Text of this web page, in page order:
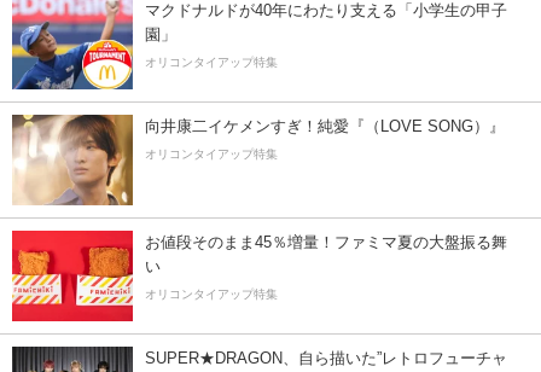
マクドナルドが40年にわたり支える「小学生の甲子
園」
オリコンタイアップ特集
向井康二イケメンすぎ！純愛『（LOVE SONG）』
オリコンタイアップ特集
お値段そのまま45％増量！ファミマ夏の大盤振る舞
い
オリコンタイアップ特集
SUPER★DRAGON、自ら描いた”レトロフューチャ